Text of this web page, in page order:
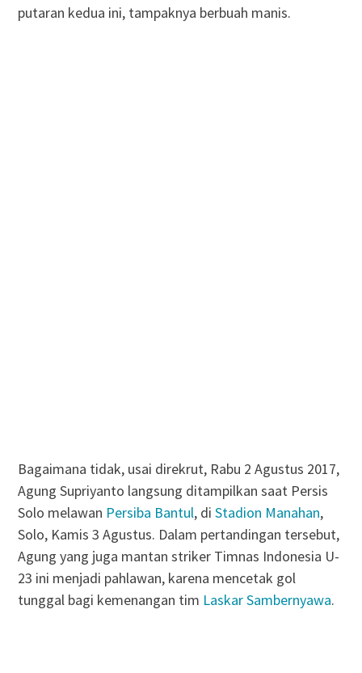
putaran kedua ini, tampaknya berbuah manis.
Bagaimana tidak, usai direkrut, Rabu 2 Agustus 2017,
Agung Supriyanto langsung ditampilkan saat Persis
Solo melawan Persiba Bantul, di Stadion Manahan,
Solo, Kamis 3 Agustus. Dalam pertandingan tersebut,
Agung yang juga mantan striker Timnas Indonesia U-
23 ini menjadi pahlawan, karena mencetak gol
tunggal bagi kemenangan tim Laskar Sambernyawa.